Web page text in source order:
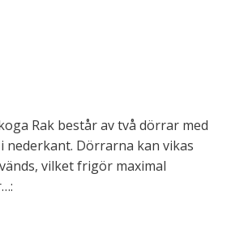
Rak består av två dörrar med
Dörrarna kan vikas
vilket frigör maximal